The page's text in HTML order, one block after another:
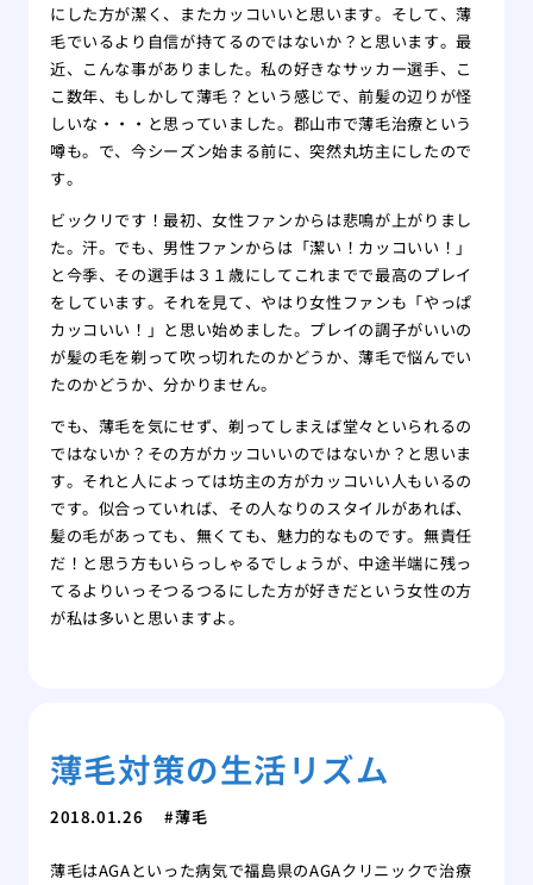
にした方が潔く、またカッコいいと思います。そして、薄
毛でいるより自信が持てるのではないか？と思います。最
近、こんな事がありました。私の好きなサッカー選手、こ
こ数年、もしかして薄毛？という感じで、前髪の辺りが怪
しいな・・・と思っていました。郡山市で薄毛治療という
噂も。で、今シーズン始まる前に、突然丸坊主にしたので
す。
ビックリです！最初、女性ファンからは悲鳴が上がりまし
た。汗。でも、男性ファンからは「潔い！カッコいい！」
と今季、その選手は３１歳にしてこれまでで最高のプレイ
をしています。それを見て、やはり女性ファンも「やっぱ
カッコいい！」と思い始めました。プレイの調子がいいの
が髪の毛を剃って吹っ切れたのかどうか、薄毛で悩んでい
たのかどうか、分かりません。
でも、薄毛を気にせず、剃ってしまえば堂々といられるの
ではないか？その方がカッコいいのではないか？と思いま
す。それと人によっては坊主の方がカッコいい人もいるの
です。似合っていれば、その人なりのスタイルがあれば、
髪の毛があっても、無くても、魅力的なものです。無責任
だ！と思う方もいらっしゃるでしょうが、中途半端に残っ
てるよりいっそつるつるにした方が好きだという女性の方
が私は多いと思いますよ。
薄毛対策の生活リズム
2018.01.26 薄毛
薄毛はAGAといった病気で福島県のAGAクリニックで治療